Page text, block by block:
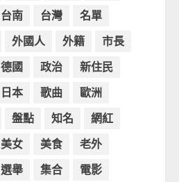
台南 台灣 名單
外國人 外籍 市長
德國 政治 新住民
日本 歌曲 歐洲
盤點 知名 網紅
美女 美食 老外
選舉 集合 電影